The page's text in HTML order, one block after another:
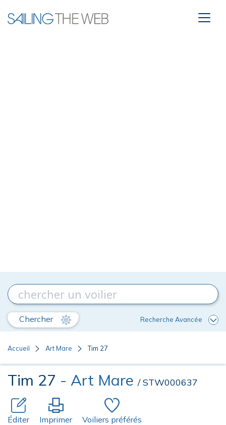
Chercher Recherche Avancée
Accueil Art Mare Tim 27
Tim 27 - Art Mare / STW000637
Éditer Imprimer Voiliers préférés